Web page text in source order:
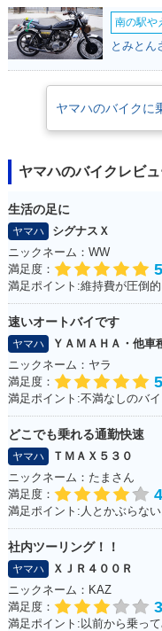
1989年 TZR250・
追加
フ
1986年 TZR250 マ
特別・限定仕様
南の駅や
とみとん
ヤマハのバイクに
ヤマハのバイクレビ
生活の足に
ヤマハ
シグナスＸ
ニックネーム：WW
満足度：
5
速いオートバイです
ヤマハ
ＹＡＭＡＨＡ・他車
ニックネーム：ヤラ
満足度：
5
満足ポイント:不満なしのバ
どこでも乗れる通勤快速
ヤマハ
ＴＭＡＸ５３０
ニックネーム：たまさん
満足度：
4
満足ポイント:人とかぶらな
社内ツーリング！！
ヤマハ
ＸＪＲ４００Ｒ
ニックネーム：KAZ
満足度：
3
満足ポイント:以前から乗っ